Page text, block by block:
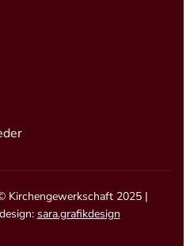
Kirchengewerkschaft 2025 |
sara.grafikdesign